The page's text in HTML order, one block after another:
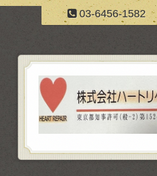
03-6456-1582